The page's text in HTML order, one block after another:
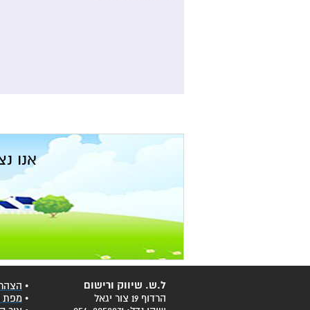
יעוץ
נשמח להגיע
ל.ש. שיווק ורישום
הרדוף 19 צור יגאל
•
• מפת
אנו